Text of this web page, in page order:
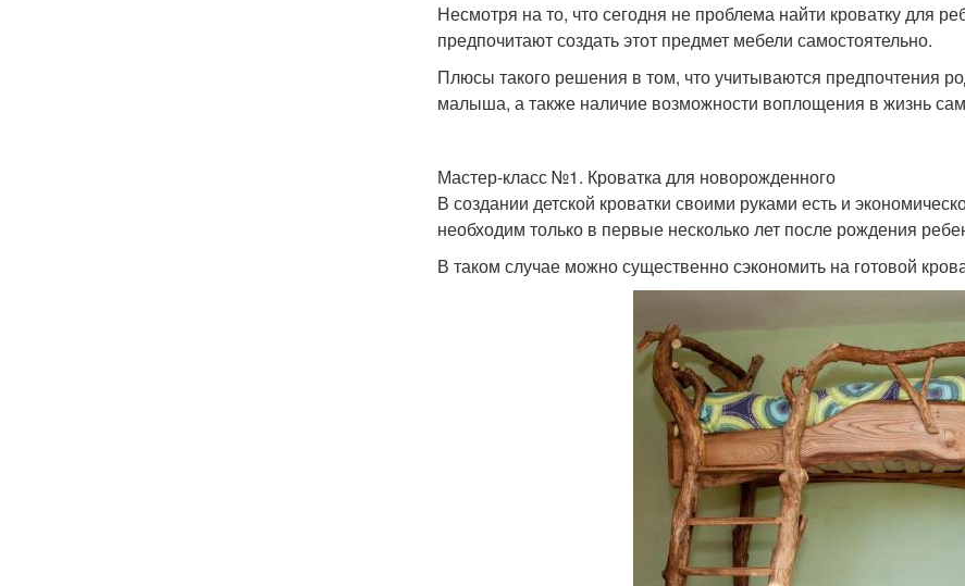
Несмотря на то, что сегодня не проблема найти кроватку для
предпочитают создать этот предмет мебели самостоятельно.
Плюсы такого решения в том, что учитываются предпочтения
малыша, а также наличие возможности воплощения в жизнь
Мастер-класс №1. Кроватка для новорожденного
В создании детской кроватки своими руками есть и
необходим только в первые несколько лет после рождения
В таком случае можно существенно сэкономить на готовой